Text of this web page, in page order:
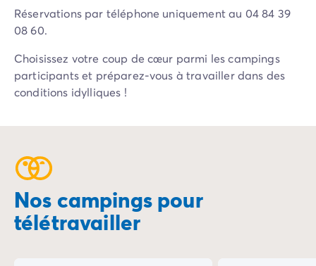
Camping Hauts-de-France
Camping Nord-Pas-de-Calais
Camping Ile-de-France
Camping Paris
Camping Languedoc-Roussillon
Camping Carcassonne
Camping Gard
Camping Grau-du-Roi
Camping Hérault
Camping Cap D'Agde
Camping La Grande Motte
Réservations par téléphone uniquement au 04 84 39
08 60.
Choisissez votre coup de cœur parmi les campings
participants et préparez-vous à travailler dans des
conditions idylliques !
Nos campings pour
télétravailler